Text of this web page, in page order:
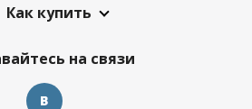
Как купить
на связи